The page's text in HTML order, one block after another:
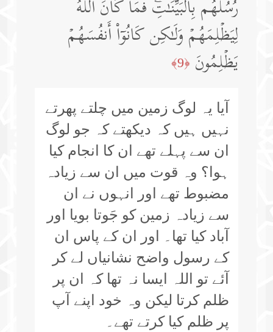
رُسُلُهُم بِٱلۡبَیِّنَـٰتِۖ فَمَا كَانَ ٱللَّهُ
لِیَظۡلِمَهُمۡ وَلَـٰكِن كَانُوۤا۟ أَنفُسَهُمۡ
یَظۡلِمُونَ ﴿9﴾
آیا یہ لوگ زمین میں چلتے پھرتے
نہیں ہیں کہ دیکھتے کہ جو لوگ
ان سے پہلے تھے ان کا انجام کیا
ہوا؟ وہ قوت میں ان سے زیادہ
مضبوط تھے اور انہوں نے ان
سے زیادہ زمین کو جَوتا بویا اور
آباد کیا تھا۔ اور ان کے پاس ان
کے رسول واضح نشانیاں لے کر
آئے تو اللہ ایسا نہ تھا کہ ان پر
ظلم کرتا لیکن وہ خود اپنے آپ
پر ظلم کیا کرتے تھے۔